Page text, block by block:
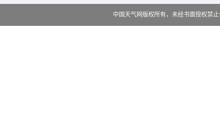
中国天气网版权所有，未经书面授权